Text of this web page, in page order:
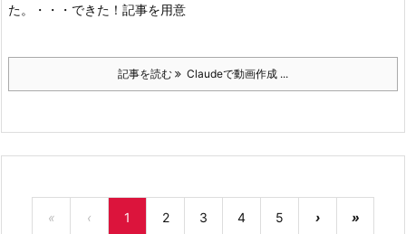
た。・・・できた！ 記事を用意
記事を読む Claudeで動画作成 ...
« ‹ 1 2 3 4 5 › »